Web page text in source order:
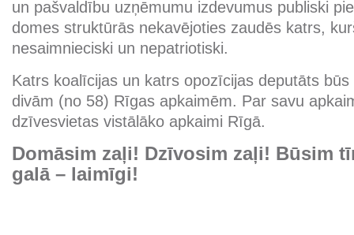
un pašvaldību uzņēmumu izdevumus publiski
domes struktūrās nekavējoties zaudēs katrs,
nesaimnieciski un nepatriotiski.
Katrs koalīcijas un katrs opozīcijas deputāts
divām (no 58) Rīgas apkaimēm. Par savu
dzīvesvietas vistālāko apkaimi Rīgā.
Domāsim zaļi! Dzīvosim zaļi! Būsim
galā – laimīgi!